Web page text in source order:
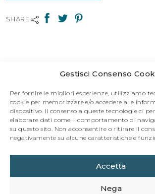
Gestisci Consenso
Per fornire le migliori esperienze, utilizziamo
cookie per memorizzare e/o accedere alle
dispositivo. Il consenso a queste tecnologie ci
elaborare dati come il comportamento di
su questo sito. Non acconsentire o ritirare il
negativamente su alcune caratteristiche e
Accetta
Nega
SHARE
info@mircocattai.com